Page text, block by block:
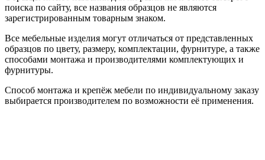
поиска по сайту, все названия образцов не являются
зарегистрированным товарным знаком.
Все мебельные изделия могут отличаться от представленных
образцов по цвету, размеру, комплектации, фурнитуре, а также
способами монтажа и производителями комплектующих и
фурнитуры.
Способ монтажа и крепёж мебели по индивидуальному заказу
выбирается производителем по возможности её применения.